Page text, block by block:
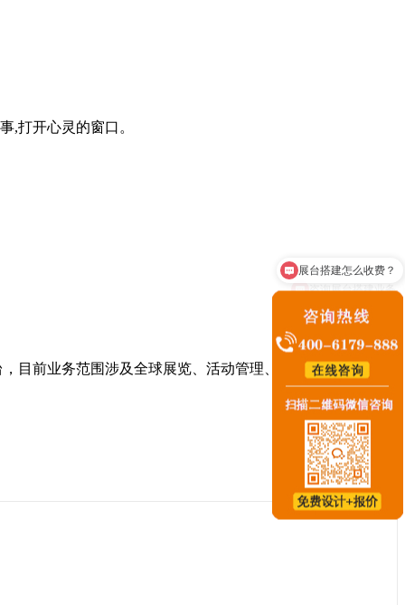
,打开心灵的窗口。
目前业务范围涉及全球展览、活动管理、主题文化馆等。
咨询展台搭建业务